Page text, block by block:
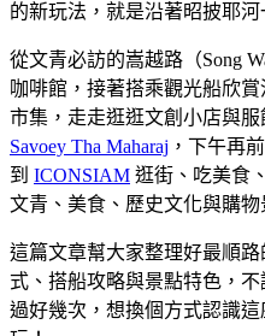
的新玩法，就是沿著昭披耶河
從文青必訪的嵩越路（Song
咖啡館，接著搭乘觀光船欣賞
市集，走走逛逛文創小店與
Savoey Tha Maharaj ，下午再
到 ICONSIAM 逛街、吃美食
文青、美食、歷史文化與購物
這篇文章幫大家整理好最順
式、搭船攻略與景點特色，
過好幾次，想換個方式認識